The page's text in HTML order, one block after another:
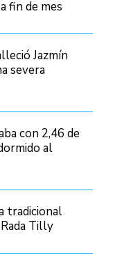
fin de mes
Jazmín
severa
con 2,46 de
al
tradicional
Tilly